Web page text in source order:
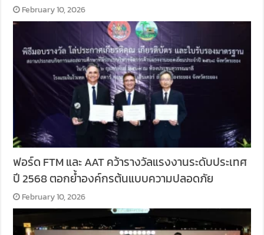
February 10, 2026
ฟอร์ด FTM และ AAT คว้ารางวัลแรงงานระดับประเทศ
ปี 2568 ตอกย้ำองค์กรต้นแบบความปลอดภัย
February 10, 2026